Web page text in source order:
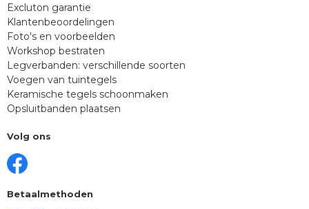
Excluton garantie
Klantenbeoordelingen
Foto's en voorbeelden
Workshop bestraten
Legverbanden: verschillende soorten
Voegen van tuintegels
Keramische tegels schoonmaken
Opsluitbanden plaatsen
Volg ons
Betaalmethoden